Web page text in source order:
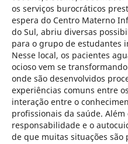
os serviços burocráticos
espera do Centro Materno
do Sul, abriu diversas
para o grupo de estudantes
Nesse local, os pacientes
ocioso vem se
onde são desenvolvidos
experiências comuns entre
interação entre o
profissionais da saúde.
responsabilidade e o
de que muitas situações são